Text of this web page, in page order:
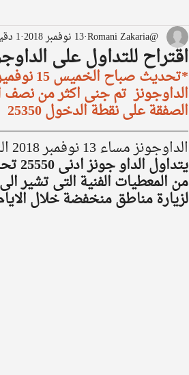
التداول مع الاتجاه السائد oil
اقتراح للتداول على
@Romani Zakaria 13 نوفمبر 2018 1 دقيقة قراءة
*تحديث صباح الخميس 15 نوفمير2018 الســـ07:00 بتوقيت جرينتش ‏⁧
الصفقة على نقطة الدخول 25350
الداوجونز مساء 13 نوفمبر 2018 الســــ04:00م ـــاعة بتوقيت جرينتش
من المعطيات الفنية التى تشير
لزيارة مناطق منخفضة خلال